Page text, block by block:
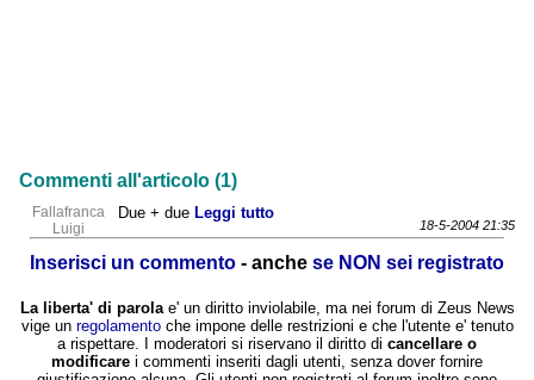
Commenti all'articolo (1)
Fallafranca
Luigi
Due + due Leggi tutto
18-5-2004 21:35
Inserisci un commento - anche se NON sei registrato
La liberta' di parolae' un diritto inviolabile, ma nei forum di Zeus News
vige un regolamentoche impone delle restrizioni e che l'utente e' tenuto
a rispettare. I moderatori si riservano il diritto di cancellare o
modificare i commenti inseriti dagli utenti, senza dover fornire